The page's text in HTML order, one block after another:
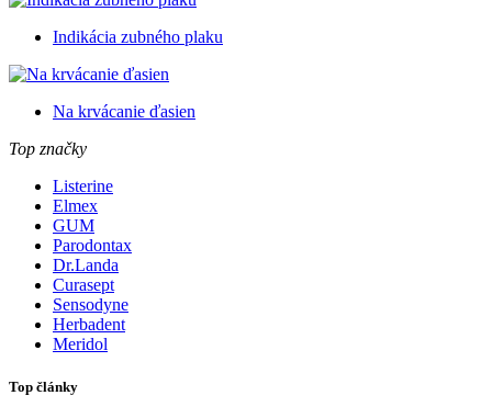
Indikácia zubného plaku
Na krvácanie ďasien
Top značky
Listerine
Elmex
GUM
Parodontax
Dr.Landa
Curasept
Sensodyne
Herbadent
Meridol
Top články